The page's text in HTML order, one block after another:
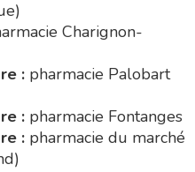
octobre :pharmacie
Bonnemaire (rue
Carnus (rue
Charignon-Dumas